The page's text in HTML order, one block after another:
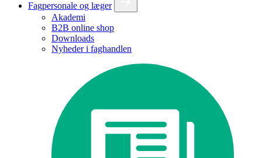
Fagpersonale og læger
Akademi
B2B online shop
Downloads
Nyheder i faghandlen